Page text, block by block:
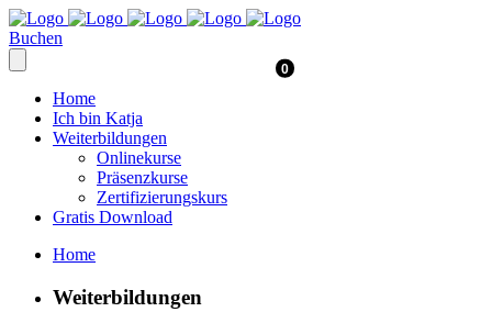
Buchen
0
Home
Ich bin Katja
Weiterbildungen
Onlinekurse
Präsenzkurse
Zertifizierungskurs
Gratis Download
Home
Weiterbildungen